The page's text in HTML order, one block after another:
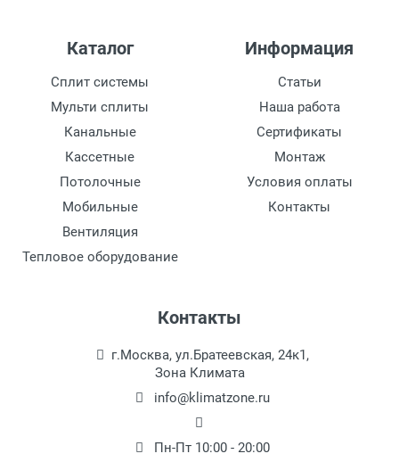
Минимальная температура при охлаждении
Минимальная температура при обогреве
Внутреннего блока сплит-системы или
мобильного кондиционера (ШxВxГ)
Наружного блока сплит-системы или
оконного кондиционера (ШxВxГ)
Вес внутреннего блока
Вес внешнего блока
Каталог
Сплит системы
Мульти сплиты
Канальные
Кассетные
Потолочные
Мобильные
Вентиляция
Тепловое оборудование
Информация
Статьи
Наша работа
Сертификаты
Монтаж
Условия оплаты
Контакты
Контакты
г.Москва, ул.Братеевская, 24к1,
Зона Климата
info@klimatzone.ru
Пн-Пт 10:00 - 20:00